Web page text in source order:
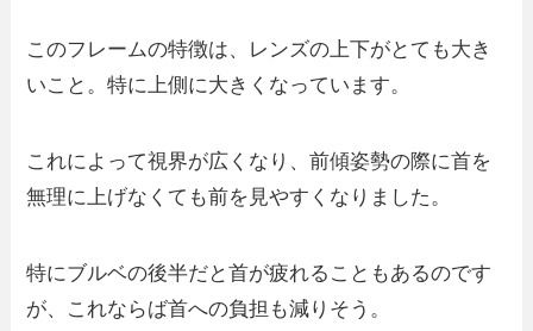
このフレームの特徴は、レンズの上下がとても大き
いこと。特に上側に大きくなっています。
これによって視界が広くなり、前傾姿勢の際に首を
無理に上げなくても前を見やすくなりました。
特にブルベの後半だと首が疲れることもあるのです
が、これならば首への負担も減りそう。